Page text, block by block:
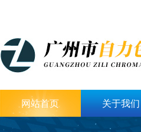
网站首页 关于我们